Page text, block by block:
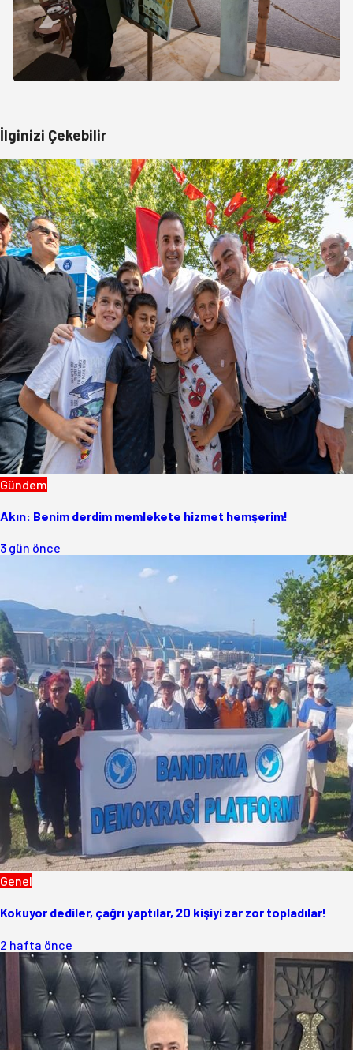
İlginizi Çekebilir
Gündem
Akın: Benim derdim memlekete hizmet hemşerim!
3 gün önce
Genel
Kokuyor dediler, çağrı yaptılar, 20 kişiyi zar zor topladılar!
2 hafta önce